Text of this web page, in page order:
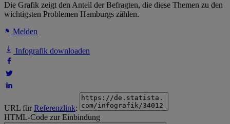
Die Grafik zeigt den Anteil der Befragten, die diese Themen zu den
wichtigsten Problemen Hamburgs zählen.
Melden
Infografik downloaden
URL fürReferenzlink:
HTML-Code zur Einbindung